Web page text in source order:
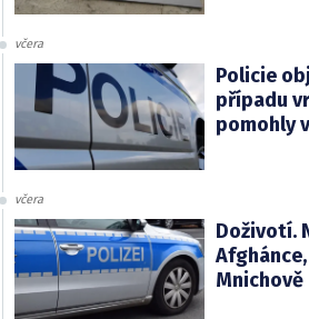
včera
Policie
případu
pomohly
včera
Doživotí.
Mnichově